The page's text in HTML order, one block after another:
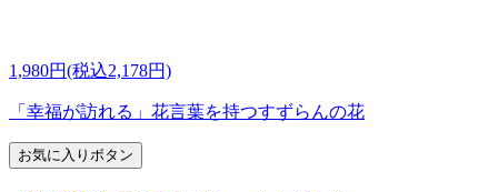
1,980円(税込2,178円)
「幸福が訪れる」花言葉を持つすずらんの花
お気に入りボタン